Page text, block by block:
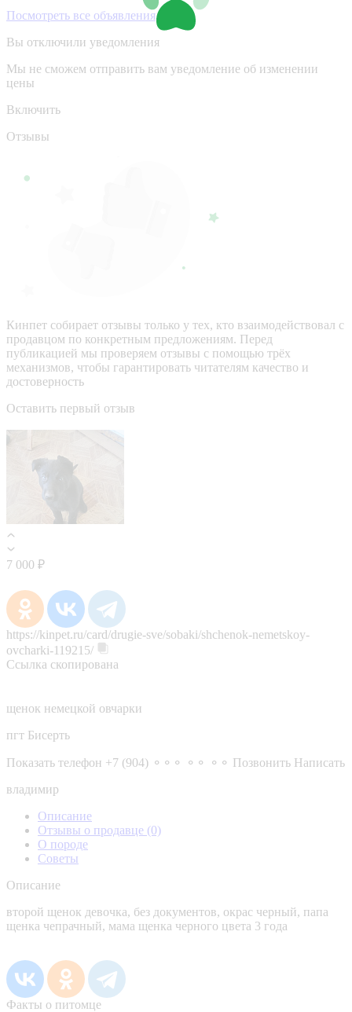
Посмотреть все объявления
Вы отключили уведомления
Мы не сможем отправить вам уведомление об изменении
цены
Включить
Отзывы
Кинпет собирает отзывы только у тех, кто взаимодействовал с
продавцом по конкретным предложениям. Перед
публикацией мы проверяем отзывы с помощью трёх
механизмов, чтобы гарантировать читателям качество и
достоверность
Оставить первый отзыв
7 000 ₽
https://kinpet.ru/card/drugie-sve/sobaki/shchenok-nemetskoy-
ovcharki-119215/
Ссылка скопирована
щенок немецкой овчарки
пгт Бисерть
Показать телефон +7 (904) ⚬⚬⚬ ⚬⚬ ⚬⚬ Позвонить Написать
владимир
Описание
Отзывы о продавце (0)
О породе
Советы
Описание
второй щенок девочка, без документов, окрас черный, папа
щенка чепрачный, мама щенка черного цвета 3 года
Факты о питомце